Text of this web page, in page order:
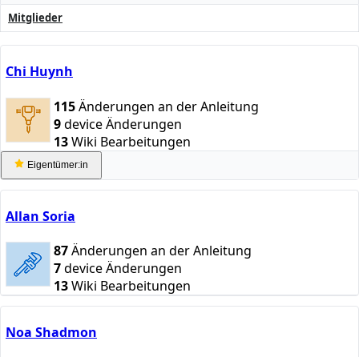
Mitglieder
Chi Huynh
115Änderungen an der Anleitung
9device Änderungen
13Wiki Bearbeitungen
Eigentümer:in
Allan Soria
87Änderungen an der Anleitung
7device Änderungen
13Wiki Bearbeitungen
Noa Shadmon